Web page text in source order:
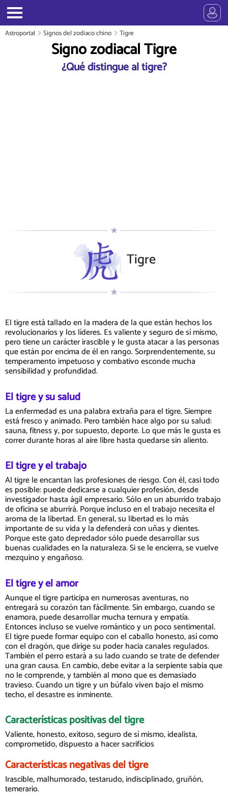
Astroportal Signos del zodiaco chino Tigre
Signo zodiacal Tigre
¿Qué distingue al tigre?
Tigre
El tigre está tallado en la madera de la que están hechos los
revolucionarios y los líderes. Es valiente y seguro de sí mismo,
pero tiene un carácter irascible y le gusta atacar a las personas
que están por encima de él en rango. Sorprendentemente, su
temperamento impetuoso y combativo esconde mucha
sensibilidad y profundidad.
El tigre y su salud
La enfermedad es una palabra extraña para el tigre. Siempre
está fresco y animado. Pero también hace algo por su salud:
sauna, fitness y, por supuesto, deporte. Lo que más le gusta es
correr durante horas al aire libre hasta quedarse sin aliento.
El tigre y el trabajo
Al tigre le encantan las profesiones de riesgo. Con él, casi todo
es posible: puede dedicarse a cualquier profesión, desde
investigador hasta ágil empresario. Sólo en un aburrido trabajo
de oficina se aburrirá. Porque incluso en el trabajo necesita el
aroma de la libertad. En general, su libertad es lo más
importante de su vida y la defenderá con uñas y dientes.
Porque este gato depredador sólo puede desarrollar sus
buenas cualidades en la naturaleza. Si se le encierra, se vuelve
mezquino y engañoso.
El tigre y el amor
Aunque el tigre participa en numerosas aventuras, no
entregará su corazón tan fácilmente. Sin embargo, cuando se
enamora, puede desarrollar mucha ternura y empatía.
Entonces incluso se vuelve romántico y un poco sentimental.
El tigre puede formar equipo con el caballo honesto, así como
con el dragón, que dirige su poder hacia canales regulados.
También el perro estará a su lado cuando se trate de defender
una gran causa. En cambio, debe evitar a la serpiente sabia que
no le comprende, y también al mono que es demasiado
travieso. Cuando un tigre y un búfalo viven bajo el mismo
techo, el desastre es inminente.
Características positivas del tigre
Valiente, honesto, exitoso, seguro de sí mismo, idealista,
comprometido, dispuesto a hacer sacrificios
Características negativas del tigre
Irascible, malhumorado, testarudo, indisciplinado, gruñón,
temerario.